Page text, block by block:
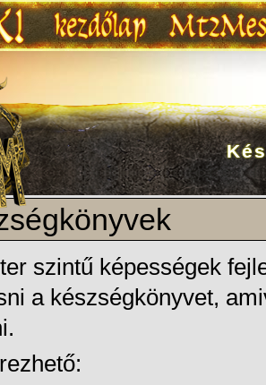
szintű képességek
a készségkönyvet,